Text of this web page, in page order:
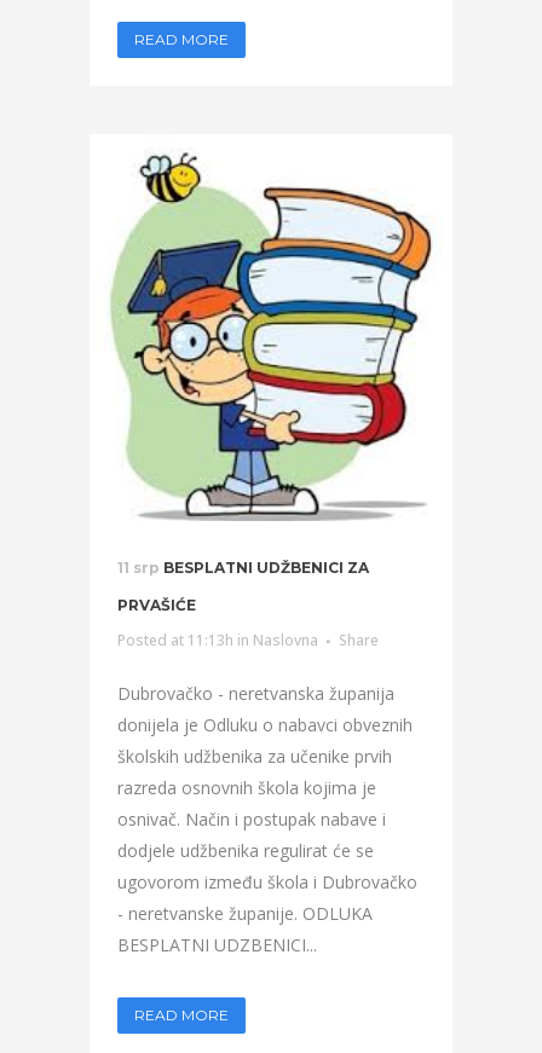
READ MORE
11 srp BESPLATNI UDŽBENICI ZA
PRVAŠIĆE
Posted at 11:13h in Naslovna Share
Dubrovačko - neretvanska županija
donijela je Odluku o nabavci obveznih
školskih udžbenika za učenike prvih
razreda osnovnih škola kojima je
osnivač. Način i postupak nabave i
dodjele udžbenika regulirat će se
ugovorom između škola i Dubrovačko
- neretvanske županije. ODLUKA
BESPLATNI UDZBENICI...
READ MORE